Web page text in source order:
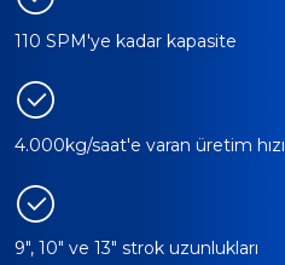
110 SPM'ye kadar kapasite
4.000kg/saat'e varan üretim hızı
9", 10" ve 13" strok uzunlukları